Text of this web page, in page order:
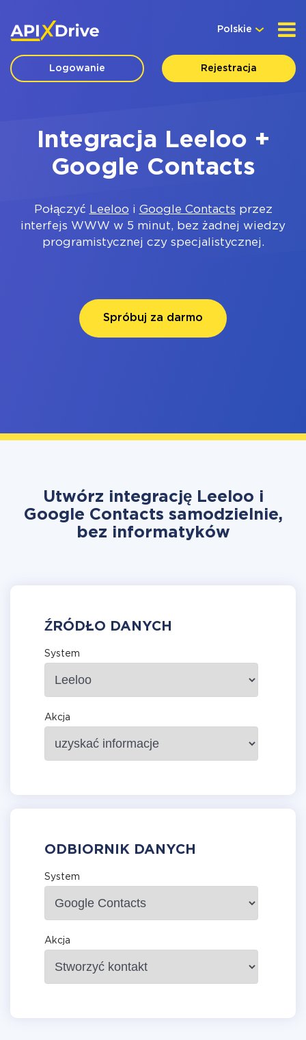
Polskie
Logowanie Rejestracja
Integracja Leeloo +
Google Contacts
Połączyć Leeloo i Google Contacts przez
interfejs WWW w 5 minut, bez żadnej wiedzy
programistycznej czy specjalistycznej.
Spróbuj za darmo
Utwórz integrację Leeloo i
Google Contacts samodzielnie,
bez informatyków
ŹRÓDŁO DANYCH
System
Akcja
ODBIORNIK DANYCH
System
Akcja